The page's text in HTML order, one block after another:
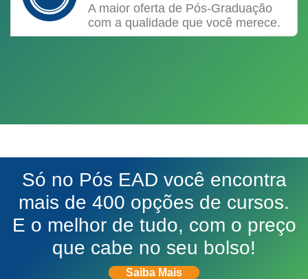
A maior oferta de Pós-Graduação
com a qualidade que você merece.
Só no Pós EAD você encontra
mais de 400 opções de cursos.
E o melhor de tudo, com o preço
que cabe no seu bolso!
Saiba Mais